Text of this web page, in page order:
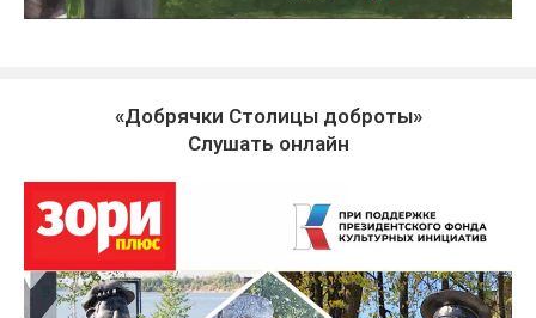
«Добрячки Столицы доброты»
Слушать онлайн